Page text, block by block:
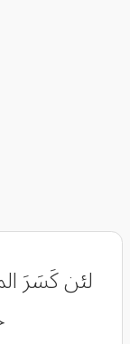
لئن كَسَرَ